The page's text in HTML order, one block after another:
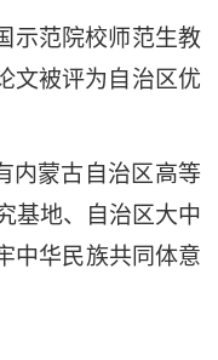
示范院校师范生教
文被评为自治区优
内蒙古 自治区高等
基地、 自治区大中
中华民族共同体意